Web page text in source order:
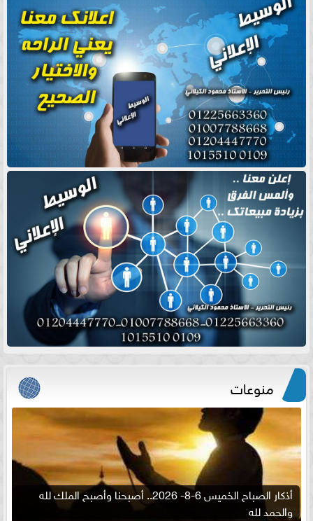
منوعات
أذكار الصباح الخميس 6-8- 2026.. أصبحنا وأصبح الملك لله
والحمد لله